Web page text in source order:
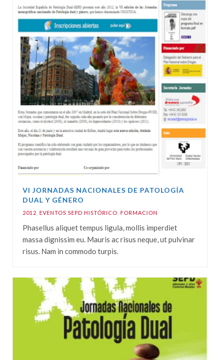
VI JORNADAS NACIONALES DE PATOLOGÍA
DUAL Y GÉNERO
2012 EVENTOS SEPD HISTÓRICO FORMACION
Phasellus aliquet tempus ligula, mollis imperdiet
massa dignissim eu. Mauris ac risus neque, ut pulvinar
risus. Nam in commodo turpis.